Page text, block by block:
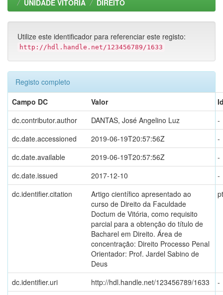
UNIDADE VITORIA
DIREITO
Utilize este identificador para referenciar este registo:
http://hdl.handle.net/123456789/1633
Registo completo
Campo DC
Valor
dc.contributor.author
DANTAS, José Angelino Luz
-
dc.date.accessioned
2019-06-19T20:57:56Z
-
dc.date.available
2019-06-19T20:57:56Z
-
dc.date.issued
2017-12-10
-
dc.identifier.citation
Artigo científico apresentado ao
curso de Direito da Faculdade
Doctum de Vitória, como requisito
parcial para a obtenção do título de
Bacharel em Direito. Área de
concentração: Direito Processo Penal
Orientador: Prof. Jardel Sabino de
Deus
dc.identifier.uri http://hdl.handle.net/123456789/1633
-